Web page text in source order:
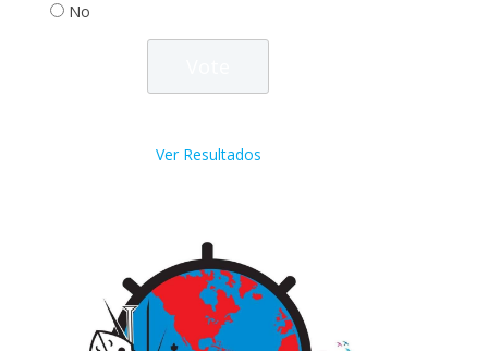
No
Ver Resultados